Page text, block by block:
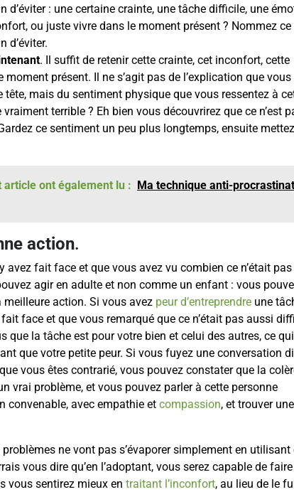
d’éviter : une certaine crainte, une tâche difficile, une
ou juste vivre dans le moment présent ? Nommez ce
d’éviter.
. Il suffit de retenir cette crainte, cet inconfort, cette
moment présent. Il ne s’agit pas de l’explication que
tête, mais du sentiment physique que vous ressentez à
terrible ? Eh bien vous découvrirez que ce n’est
ce sentiment un peu plus longtemps, ensuite
article ont également lu :
Ma technique anti-
action.
avez fait face et que vous avez vu combien ce n’était
agir en adulte et non comme un enfant : vous
action. Si vous avez peur d’entreprendre une
face et que vous remarqué que ce n’était pas aussi
que la tâche est pour votre bien et celui des autres, ce
que votre petite peur. Si vous fuyez une conversation
vous êtes contrarié, vous pouvez constater que la
vrai problème, et vous pouvez parler à cette personne
convenable, avec empathie et compassion, et trouver une
ne vont pas s’évaporer simplement en utilisant
vous dire qu’en l’adoptant, vous serez capable de
vous sentirez mieux en traitant l’inconfort, au lieu de le